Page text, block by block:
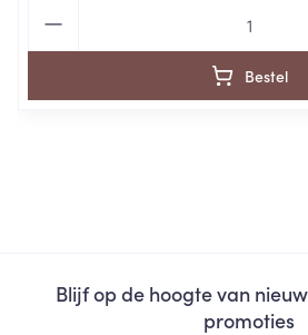
Bestel
Blijf op de hoogte van
promoties